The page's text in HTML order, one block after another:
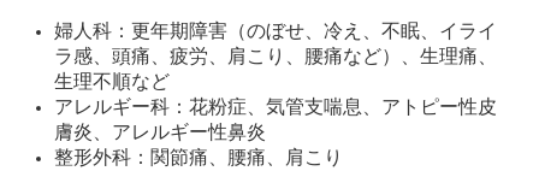
婦人科：更年期障害（のぼせ、冷え、不眠、イライ
ラ感、頭痛、疲労、肩こり、腰痛など）、生理痛、
生理不順など
アレルギー科：花粉症、気管支喘息、アトピー性皮
膚炎、アレルギー性鼻炎
整形外科：関節痛、腰痛、肩こり